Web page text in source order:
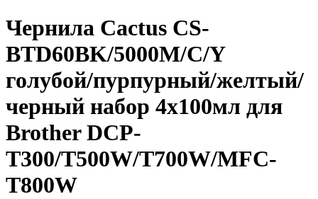
Чернила Cactus CS-
BTD60BK/5000M/C/Y
голубой/пурпурный/желтый/
черный набор 4x100мл для
Brother DCP-
T300/T500W/T700W/MFC-
T800W